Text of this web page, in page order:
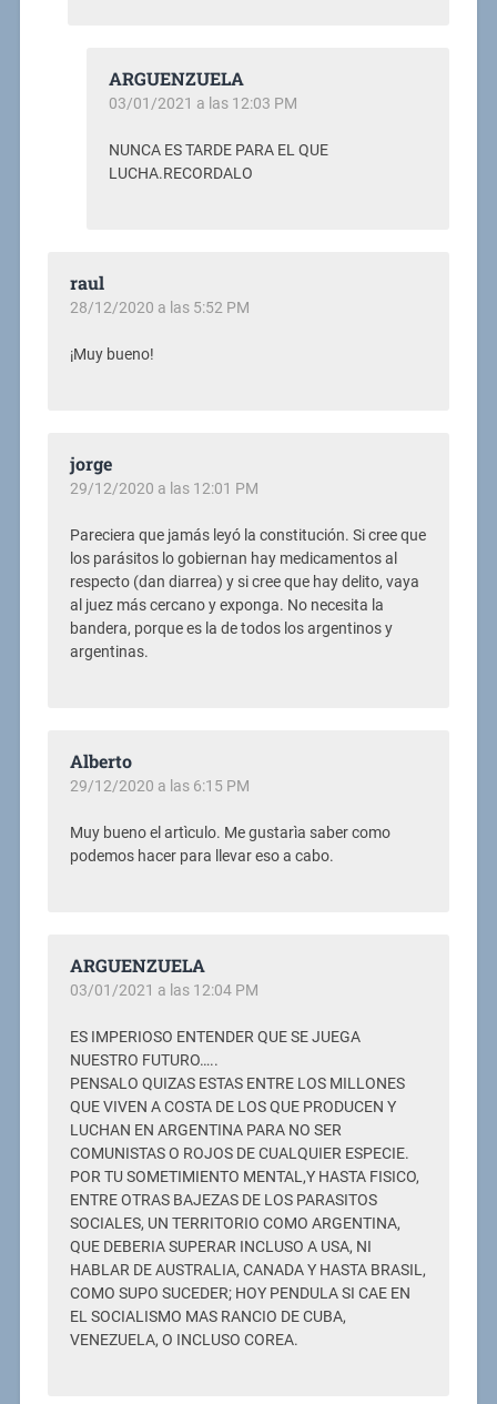
ARGUENZUELA
03/01/2021 a las 12:03 PM
NUNCA ES TARDE PARA EL QUE
LUCHA.RECORDALO
raul
28/12/2020 a las 5:52 PM
¡Muy bueno!
jorge
29/12/2020 a las 12:01 PM
Pareciera que jamás leyó la constitución. Si cree que
los parásitos lo gobiernan hay medicamentos al
respecto (dan diarrea) y si cree que hay delito, vaya
al juez más cercano y exponga. No necesita la
bandera, porque es la de todos los argentinos y
argentinas.
Alberto
29/12/2020 a las 6:15 PM
Muy bueno el artìculo. Me gustarìa saber como
podemos hacer para llevar eso a cabo.
ARGUENZUELA
03/01/2021 a las 12:04 PM
ES IMPERIOSO ENTENDER QUE SE JUEGA
NUESTRO FUTURO…..
PENSALO QUIZAS ESTAS ENTRE LOS MILLONES
QUE VIVEN A COSTA DE LOS QUE PRODUCEN Y
LUCHAN EN ARGENTINA PARA NO SER
COMUNISTAS O ROJOS DE CUALQUIER ESPECIE.
POR TU SOMETIMIENTO MENTAL,Y HASTA FISICO,
ENTRE OTRAS BAJEZAS DE LOS PARASITOS
SOCIALES, UN TERRITORIO COMO ARGENTINA,
QUE DEBERIA SUPERAR INCLUSO A USA, NI
HABLAR DE AUSTRALIA, CANADA Y HASTA BRASIL,
COMO SUPO SUCEDER; HOY PENDULA SI CAE EN
EL SOCIALISMO MAS RANCIO DE CUBA,
VENEZUELA, O INCLUSO COREA.